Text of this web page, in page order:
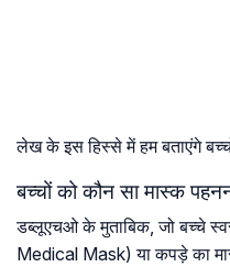
लेख के इस हिस्से में हम बताएंगे
बच्चों को कौन सा मास्क
डब्लूएचओ के मुताबिक, जो बच्चे
Medical Mask) या कपड़े का